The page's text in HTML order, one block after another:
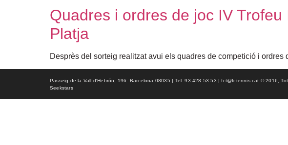
Quadres i ordres de joc IV
Platja
Desprès del sorteig realitzat avui els quadres de competició i
Passeig de la Vall d'Hebrón, 196. Barcelona 08035 | Tel. 93 428 53 53 | fct@fctennis.cat © 2016,
Seekstars